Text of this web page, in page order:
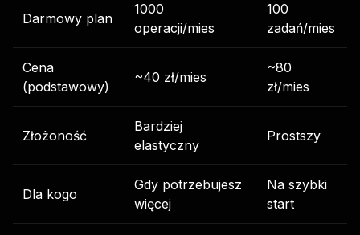
Darmowy plan
1000
operacji/mies
100
zadań/mies
Cena
(podstawowy)
~40 zł/mies
~80
zł/mies
Złożoność
Bardziej
elastyczny
Prostszy
Dla kogo
Gdy potrzebujesz
więcej
Na szybki
start